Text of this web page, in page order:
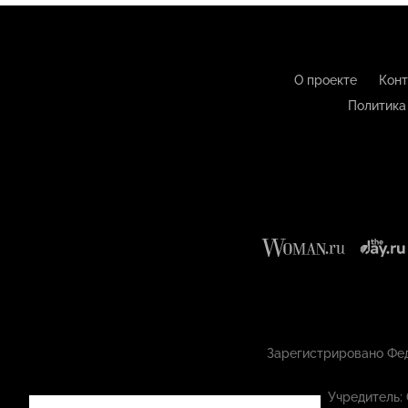
О проекте
Зарегистрировано